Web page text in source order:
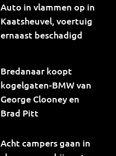
Auto in vlammen op in
Kaatsheuvel, voertuig
ernaast beschadigd
Bredanaar koopt
kogelgaten-BMW van
George Clooney en
Brad Pitt
Acht campers gaan in